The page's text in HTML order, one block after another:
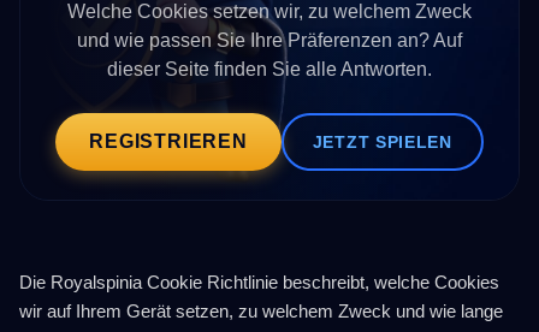
Welche Cookies setzen wir, zu welchem Zweck
und wie passen Sie Ihre Präferenzen an? Auf
dieser Seite finden Sie alle Antworten.
REGISTRIEREN JETZT SPIELEN
Die Royalspinia Cookie Richtlinie beschreibt, welche Cookies
wir auf Ihrem Gerät setzen, zu welchem Zweck und wie lange